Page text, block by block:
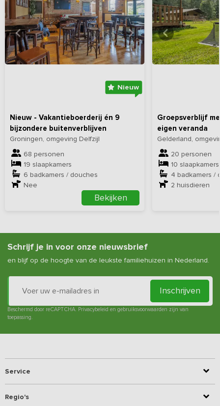
Nieuw
Nieuw - Vakantieboerderij én 9
bijzondere buitenverblijven
Groningen, omgeving Delfzijl
68 personen
19 slaapkamers
6 badkamers / douches
Nee
Bekijken
Bekijkhieralle foto's
Groepsverblijf
eigen veranda
Gelderland,
20 personen
10 slaapkamers
4 badkamers /
2 huisdieren
Bekijk
Schrijf je in voor onze nieuwsbrief
en blijf op de hoogte van de leukste familiehuizen in Nederland.
Inschrijven
Beschermd door reCAPTCHA. Privacybeleid en gebruiksvoorwaarden zijn van
toepassing.
Service
Regio's